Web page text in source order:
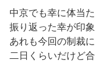
中京でも幸に体当
振り返った幸が印
あれも今回の制裁
二日くらいだけど